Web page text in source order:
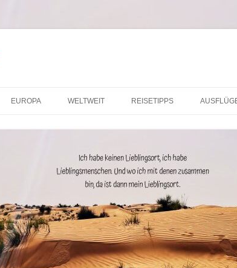
EUROPA WELTWEIT REISETIPPS